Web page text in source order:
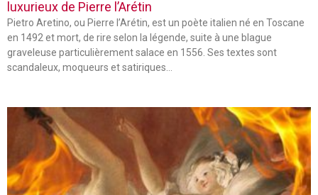
luxurieux de Pierre l’Arétin
Pietro Aretino, ou Pierre l’Arétin, est un poète italien né en Toscane
en 1492 et mort, de rire selon la légende, suite à une blague
graveleuse particulièrement salace en 1556. Ses textes sont
scandaleux, moqueurs et satiriques…